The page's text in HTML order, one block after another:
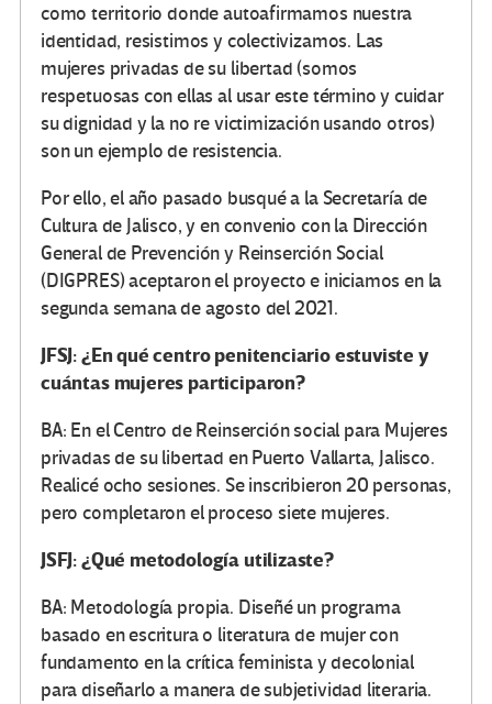
como territorio donde autoafirmamos nuestra
identidad, resistimos y colectivizamos. Las
mujeres privadas de su libertad (somos
respetuosas con ellas al usar este término y cuidar
su dignidad y la no re victimización usando otros)
son un ejemplo de resistencia.
Por ello, el año pasado busqué a la Secretaría de
Cultura de Jalisco, y en convenio con la Dirección
General de Prevención y Reinserción Social
(DIGPRES) aceptaron el proyecto e iniciamos en la
segunda semana de agosto del 2021.
JFSJ: ¿En qué centro penitenciario estuviste y
cuántas mujeres participaron?
BA: En el Centro de Reinserción social para Mujeres
privadas de su libertad en Puerto Vallarta, Jalisco.
Realicé ocho sesiones. Se inscribieron 20 personas,
pero completaron el proceso siete mujeres.
JSFJ: ¿Qué metodología utilizaste?
BA: Metodología propia. Diseñé un programa
basado en escritura o literatura de mujer con
fundamento en la crítica feminista y decolonial
para diseñarlo a manera de subjetividad literaria.